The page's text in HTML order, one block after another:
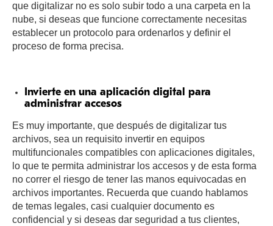
que digitalizar no es solo subir todo a una carpeta en la
nube, si deseas que funcione correctamente necesitas
establecer un protocolo para ordenarlos y definir el
proceso de forma precisa.
Invierte en una aplicación digital para
administrar accesos
Es muy importante, que después de digitalizar tus
archivos, sea un requisito invertir en equipos
multifuncionales compatibles con aplicaciones digitales,
lo que te permita administrar los accesos y de esta forma
no correr el riesgo de tener las manos equivocadas en
archivos importantes. Recuerda que cuando hablamos
de temas legales, casi cualquier documento es
confidencial y si deseas dar seguridad a tus clientes,